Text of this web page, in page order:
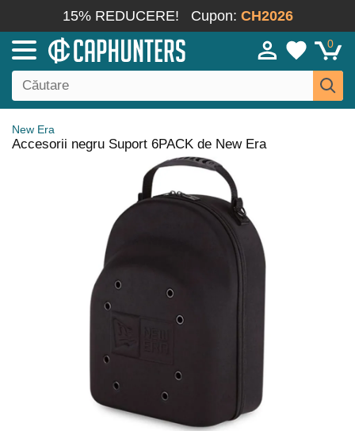
15% REDUCERE! Cupon: CH2026
0
New Era
Accesorii negru Suport 6PACK de New Era